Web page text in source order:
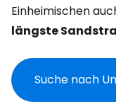
Einheimischen
längste
Suche nach